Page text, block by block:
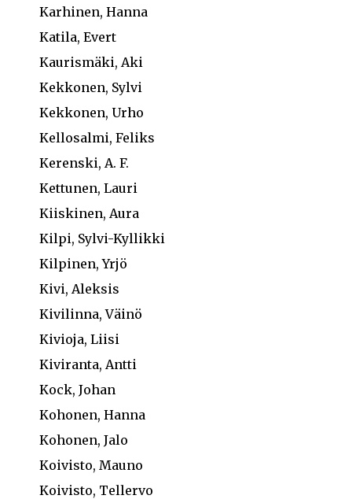
Karhinen, Hanna
Katila, Evert
Kaurismäki, Aki
Kekkonen, Sylvi
Kekkonen, Urho
Kellosalmi, Feliks
Kerenski, A. F.
Kettunen, Lauri
Kiiskinen, Aura
Kilpi, Sylvi-Kyllikki
Kilpinen, Yrjö
Kivi, Aleksis
Kivilinna, Väinö
Kivioja, Liisi
Kiviranta, Antti
Kock, Johan
Kohonen, Hanna
Kohonen, Jalo
Koivisto, Mauno
Koivisto, Tellervo